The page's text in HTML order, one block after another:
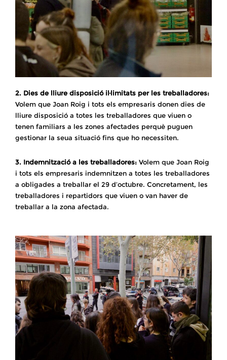
2. Dies de lliure disposició il·limitats per les treballadores:
Volem que Joan Roig i tots els empresaris donen dies de
lliure disposició a totes les treballadores que viuen o
tenen familiars a les zones afectades perquè puguen
gestionar la seua situació fins que ho necessiten.
3. Indemnització a les treballadores: Volem que Joan Roig
i tots els empresaris indemnitzen a totes les treballadores
a obligades a treballar el 29 d’octubre. Concretament, les
treballadores i repartidors que viuen o van haver de
treballar a la zona afectada.